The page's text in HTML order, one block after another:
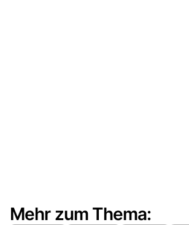
Mehr zum Thema: